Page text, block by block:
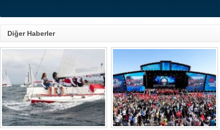
Diğer Haberler